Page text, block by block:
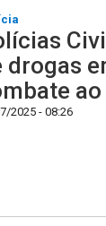
drogas
2025 - 08:26